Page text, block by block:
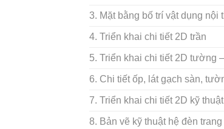
3. Mặt bằng bố trí vật dụng nội
4. Triển khai chi tiết 2D trần
5. Triển khai chi tiết 2D tường
6. Chi tiết ốp, lát gạch sàn,
7. Triển khai chi tiết 2D kỹ
8. Bản vẽ kỹ thuật hệ đèn trang